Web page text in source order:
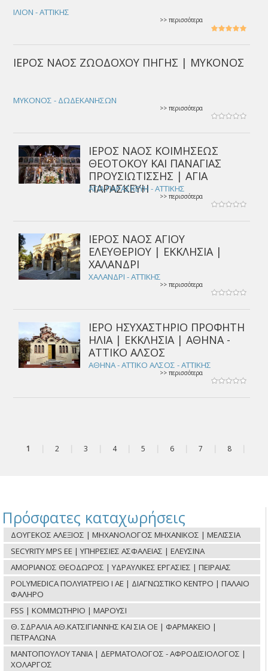
ΙΛΙΟΝ - ΑΤΤΙΚΗΣ
>> περισσότερα
ΙΕΡΟΣ ΝΑΟΣ ΖΩΟΔΟΧΟΥ ΠΗΓΗΣ | ΜΥΚΟΝΟΣ
ΜΥΚΟΝΟΣ - ΔΩΔΕΚΑΝΗΣΩΝ
>> περισσότερα
ΙΕΡΟΣ ΝΑΟΣ ΚΟΙΜΗΣΕΩΣ
ΘΕΟΤΟΚΟΥ ΚΑΙ ΠΑΝΑΓΙΑΣ
ΠΡΟΥΣΙΩΤΙΣΣΗΣ | ΑΓΙΑ
ΠΑΡΑΣΚΕΥΗ
ΑΓΙΑ ΠΑΡΑΣΚΕΥΗ - ΑΤΤΙΚΗΣ
>> περισσότερα
ΙΕΡΟΣ ΝΑΟΣ ΑΓΙΟΥ
ΕΛΕΥΘΕΡΙΟΥ | ΕΚΚΛΗΣΙΑ |
ΧΑΛΑΝΔΡΙ
ΧΑΛΑΝΔΡΙ - ΑΤΤΙΚΗΣ
>> περισσότερα
ΙΕΡΟ ΗΣΥΧΑΣΤΗΡΙΟ ΠΡΟΦΗΤΗ
ΗΛΙΑ | ΕΚΚΛΗΣΙΑ | ΑΘΗΝΑ -
ΑΤΤΙΚΟ ΑΛΣΟΣ
ΑΘΗΝΑ - ΑΤΤΙΚΟ ΑΛΣΟΣ - ΑΤΤΙΚΗΣ
>> περισσότερα
1 2 3 4 5 6 7 8
Πρόσφατες καταχωρήσεις
ΔΟΥΓΕΚΟΣ ΑΛΕΞΙΟΣ | ΜΗΧΑΝΟΛΟΓΟΣ ΜΗΧΑΝΙΚΟΣ | ΜΕΛΙΣΣΙΑ
SECYRITY MPS ΕΕ | ΥΠΗΡΕΣΙΕΣ ΑΣΦΑΛΕΙΑΣ | ΕΛΕΥΣΙΝΑ
ΑΜΟΡΙΑΝΟΣ ΘΕΟΔΩΡΟΣ | ΥΔΡΑΥΛΙΚΕΣ ΕΡΓΑΣΙΕΣ | ΠΕΙΡΑΙΑΣ
POLYMEDICA ΠΟΛΥΪΑΤΡΕΙΟ Ι ΑΕ | ΔΙΑΓΝΩΣΤΙΚΟ ΚΕΝΤΡΟ | ΠΑΛΑΙΟ
ΦΑΛΗΡΟ
FSS | ΚΟΜΜΩΤΗΡΙΟ | ΜΑΡΟΥΣΙ
Θ. ΣΔΡΑΛΙΑ ΑΘ.ΚΑΤΣΙΓΙΑΝΝΗΣ ΚΑΙ ΣΙΑ ΟΕ | ΦΑΡΜΑΚΕΙΟ |
ΠΕΤΡΑΛΩΝΑ
ΜΑΝΤΟΠΟΥΛΟΥ ΤΑΝΙΑ | ΔΕΡΜΑΤΟΛΟΓΟΣ - ΑΦΡΟΔΙΣΙΟΛΟΓΟΣ |
ΧΟΛΑΡΓΟΣ